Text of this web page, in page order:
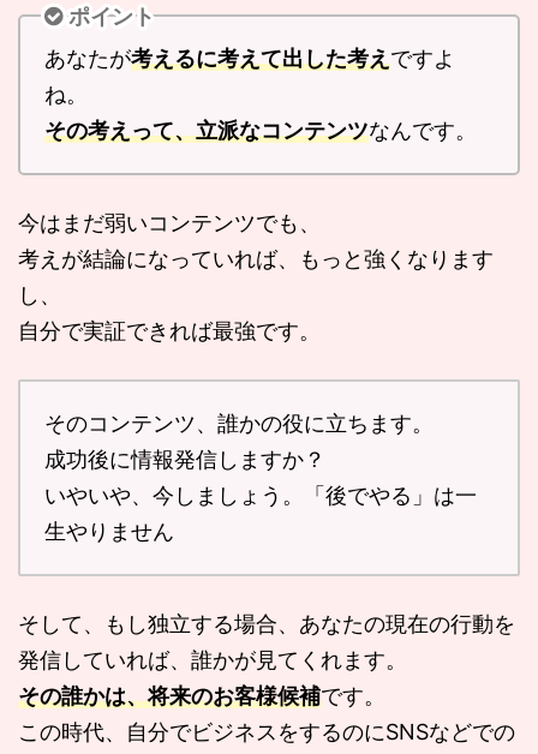
ポイント
あなたが考えるに考えて出した考えですよ
ね。
その考えって、立派なコンテンツなんです。
今はまだ弱いコンテンツでも、
考えが結論になっていれば、もっと強くなります
し、
自分で実証できれば最強です。
そのコンテンツ、誰かの役に立ちます。
成功後に情報発信しますか？
いやいや、今しましょう。「後でやる」は一
生やりません
そして、もし独立する場合、あなたの現在の行動を
発信していれば、誰かが見てくれます。
その誰かは、将来のお客様候補です。
この時代、自分でビジネスをするのにSNSなどでの